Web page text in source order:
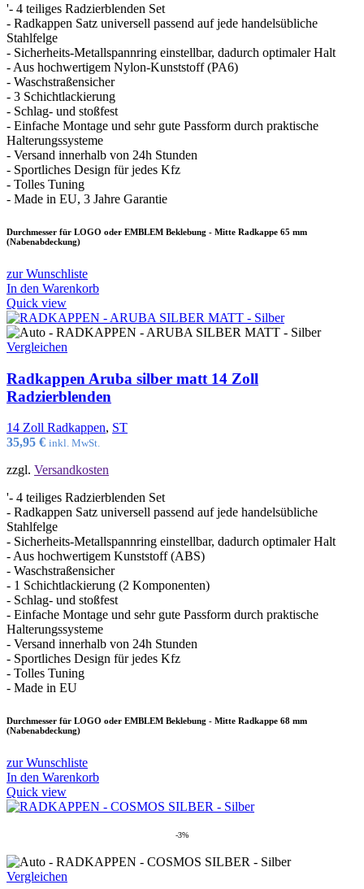
'- 4 teiliges Radzierblenden Set
- Radkappen Satz universell passend auf jede handelsübliche
Stahlfelge
- Sicherheits-Metallspannring einstellbar, dadurch optimaler Halt
- Aus hochwertigem Nylon-Kunststoff (PA6)
- Waschstraßensicher
- 3 Schichtlackierung
- Schlag- und stoßfest
- Einfache Montage und sehr gute Passform durch praktische
Halterungssysteme
- Versand innerhalb von 24h Stunden
- Sportliches Design für jedes Kfz
- Tolles Tuning
- Made in EU, 3 Jahre Garantie
Durchmesser für LOGO oder EMBLEM Beklebung - Mitte Radkappe 65 mm
(Nabenabdeckung)
zur Wunschliste
In den Warenkorb
Quick view
Vergleichen
Radkappen Aruba silber matt 14 Zoll
Radzierblenden
14 Zoll Radkappen, ST
35,95 € inkl. MwSt.
zzgl. Versandkosten
'- 4 teiliges Radzierblenden Set
- Radkappen Satz universell passend auf jede handelsübliche
Stahlfelge
- Sicherheits-Metallspannring einstellbar, dadurch optimaler Halt
- Aus hochwertigem Kunststoff (ABS)
- Waschstraßensicher
- 1 Schichtlackierung (2 Komponenten)
- Schlag- und stoßfest
- Einfache Montage und sehr gute Passform durch praktische
Halterungssysteme
- Versand innerhalb von 24h Stunden
- Sportliches Design für jedes Kfz
- Tolles Tuning
- Made in EU
Durchmesser für LOGO oder EMBLEM Beklebung - Mitte Radkappe 68 mm
(Nabenabdeckung)
zur Wunschliste
In den Warenkorb
Quick view
-3%
Vergleichen